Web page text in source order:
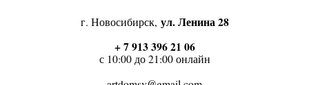
г. Новосибирск, ул. Ленина 28
+ 7 913 396 21 06
с 10:00 до 21:00 онлайн